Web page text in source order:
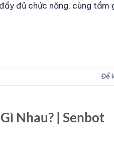
đủ chức năng, cùng tầm
Để
Nhau? | Senbot